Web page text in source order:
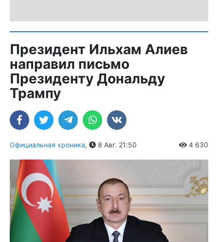
Президент Ильхам Алиев
направил письмо
Президенту Дональду
Трампу
Официальная хроника, 8 Авг. 21:50 4 630